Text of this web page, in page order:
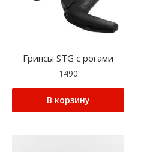
Грипсы STG с рогами
1490
В корзину